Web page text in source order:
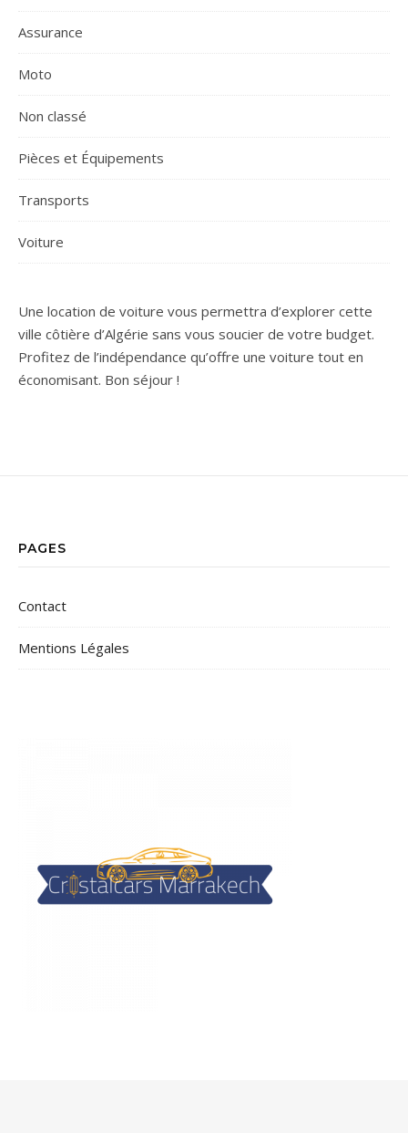
Assurance
Moto
Non classé
Pièces et Équipements
Transports
Voiture
Une location de voiture vous permettra d’explorer cette
ville côtière d’Algérie sans vous soucier de votre budget.
Profitez de l’indépendance qu’offre une voiture tout en
économisant. Bon séjour !
PAGES
Contact
Mentions Légales